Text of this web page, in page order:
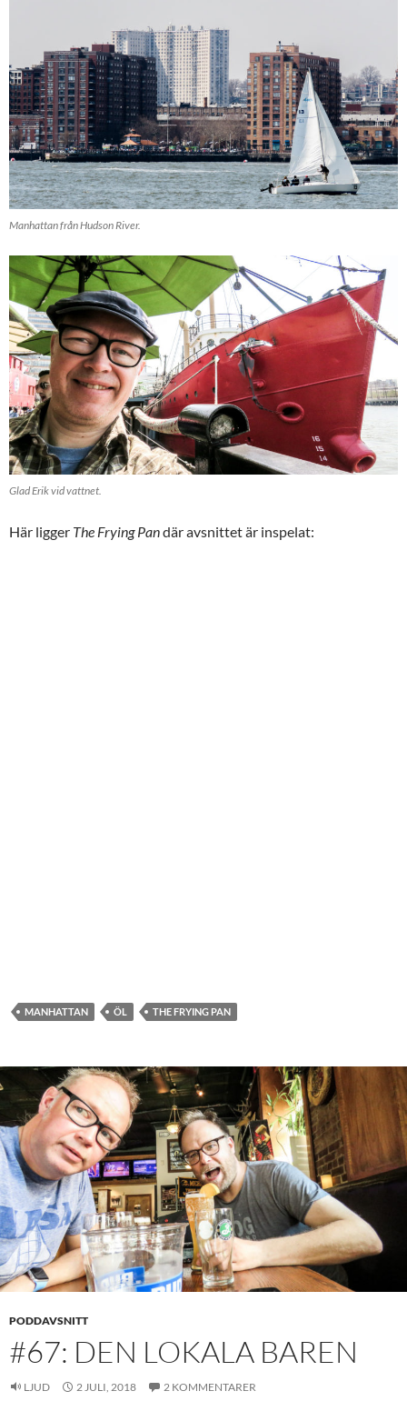
Manhattan från Hudson River.
Glad Erik vid vattnet.
Här ligger The Frying Pandär avsnittet är inspelat:
MANHATTAN ÖL THE FRYING PAN
PODDAVSNITT
#67: DEN LOKALA BAREN
LJUD 2 JULI, 2018 2 KOMMENTARER